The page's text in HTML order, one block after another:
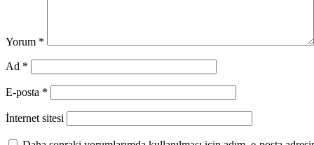
Yorum *
Ad *
E-posta *
İnternet sitesi